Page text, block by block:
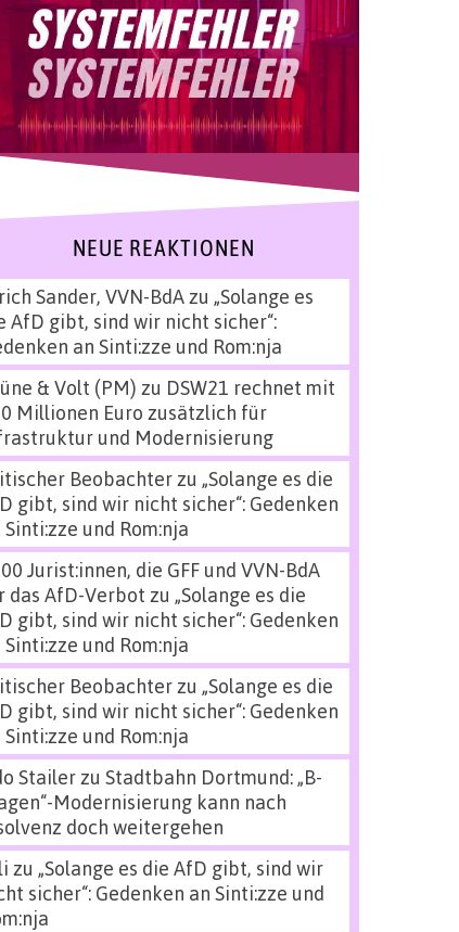
NEUE REAKTIONEN
Sander, VVN-BdAzu „Solange es
AfD gibt, sind wir nicht sicher“:
an Sinti:zze und Rom:nja
& Volt (PM) zu DSW21 rechnet mit
Millionen Euro zusätzlich für
und Modernisierung
Beobachterzu „Solange es die
gibt, sind wir nicht sicher“: Gedenken
Sinti:zze und Rom:nja
Jurist:innen, die GFF und VVN-BdA
das AfD-Verbot zu „Solange es die
gibt, sind wir nicht sicher“: Gedenken
Sinti:zze und Rom:nja
Beobachterzu „Solange es die
gibt, sind wir nicht sicher“: Gedenken
Sinti:zze und Rom:nja
Stailerzu Stadtbahn Dortmund: „B-
Modernisierung kann nach
doch weitergehen
zu „Solange es die AfD gibt, sind wir
sicher“: Gedenken an Sinti:zze und